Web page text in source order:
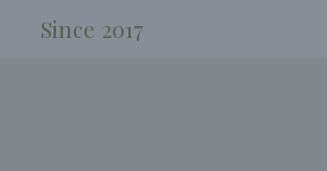
Since 2017